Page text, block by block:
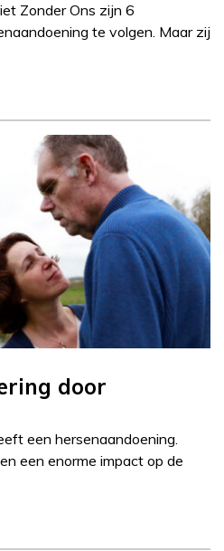
Zonder Ons zijn 6
te volgen. Maar zij
door
een hersenaandoening.
een enorme impact op de